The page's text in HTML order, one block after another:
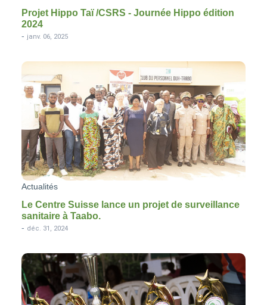
Projet Hippo Taï /CSRS - Journée Hippo édition
2024
- janv. 06, 2025
Actualités
Le Centre Suisse lance un projet de surveillance
sanitaire à Taabo.
- déc. 31, 2024